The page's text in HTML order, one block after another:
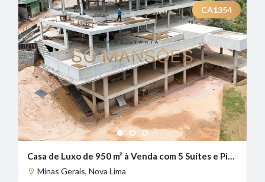
1 2 3
CA1354
Casa de Luxo de 950 m² à Venda com 5 Suítes e Piscina com Borda Infinita no Vale dos Cristais, Nova Lima - MG
Minas Gerais, Nova Lima